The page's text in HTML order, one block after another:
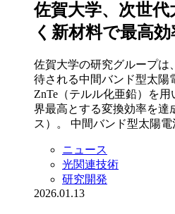
佐賀大学、次世
く新材料で最高
佐賀大学の研究グループは
待される中間バンド型太陽
ZnTe（テルル化亜鉛）を
界最高とする変換効率を達
ス）。 中間バンド型太陽
ニュース
光関連技術
研究開発
2026.01.13